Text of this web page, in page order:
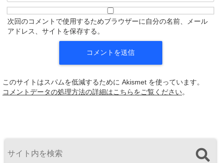
次回のコメントで使用するためブラウザーに自分の名前、メール
アドレス、サイトを保存する。
このサイトはスパムを低減するために Akismet を使っています。
コメントデータの処理方法の詳細はこちらをご覧ください。